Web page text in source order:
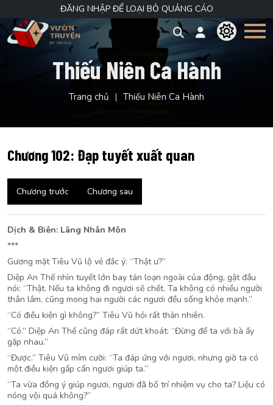
ĐĂNG NHẬP ĐỂ LOẠI BỎ QUẢNG CÁO
Thiếu Niên Ca Hành
Trang chủ Thiếu Niên Ca Hành
Chương 102: Đạp tuyết xuất quan
Chương trước Chương sau
Dịch & Biên: Lãng Nhân Môn
***
Gương mặt Tiêu Vũ lộ vẻ đắc ý: “Thật ư?”
Diệp An Thế nhìn tuyết lớn bay tán loạn ngoài của động, gật đầu
nói: “Thật. Nếu ta không đi ngươi sẽ chết. Ta không có nhiều người
thân lắm, cũng mong hai người các ngươi đều sống khỏe mạnh.”
“Có điều kiện gì không?” Tiêu Vũ hỏi rất thản nhiên.
“Có.” Diệp An Thế cũng đáp rất dứt khoát: “Đừng để ta với bà ấy
gặp nhau.”
“Được.” Tiêu Vũ mỉm cười: “Ta đáp ứng với ngươi, nhưng giờ ta có
một điều kiện gấp cần ngươi giúp ta.”
“Ta vừa đồng ý giúp ngươi, ngươi đã bố trí nhiệm vụ cho ta? Liệu có
nóng vội quá không?”